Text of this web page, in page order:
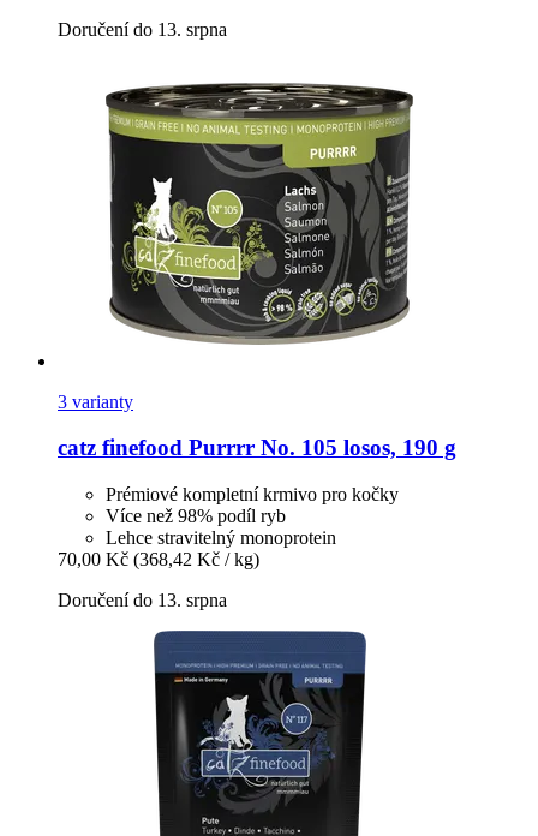
Doručení do 13. srpna
3 varianty
catz finefood Purrrr No. 105 losos, 190 g
Prémiové kompletní krmivo pro kočky
Více než 98% podíl ryb
Lehce stravitelný monoprotein
70,00 Kč (368,42 Kč / kg)
Doručení do 13. srpna